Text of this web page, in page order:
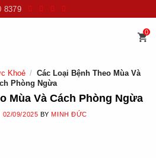
8379
0
Khoẻ / Các Loại Bệnh Theo Mùa Và
Phòng Ngừa
Mùa Và Cách Phòng Ngừa
02/09/2025 BYMINH ĐỨC